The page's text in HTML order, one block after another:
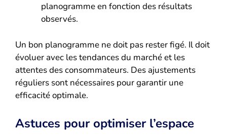
planogramme en fonction des résultats
observés.
Un bon planogramme ne doit pas rester figé. Il doit
évoluer avec les tendances du marché et les
attentes des consommateurs. Des ajustements
réguliers sont nécessaires pour garantir une
efficacité optimale.
Astuces pour optimiser l’espace